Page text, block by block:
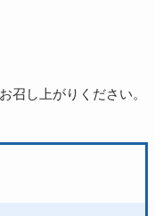
召し上がりください。